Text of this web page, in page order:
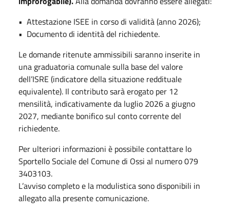
•⁠ ⁠Attestazione ISEE in corso di validità (anno 2026);
•⁠ ⁠Documento di identità del richiedente.
Le domande ritenute ammissibili saranno inserite in
una graduatoria comunale sulla base del valore
dell’ISRE (indicatore della situazione reddituale
equivalente). Il contributo sarà erogato per 12
mensilità, indicativamente da luglio 2026 a giugno
2027, mediante bonifico sul conto corrente del
richiedente.
Per ulteriori informazioni è possibile contattare lo
Sportello Sociale del Comune di Ossi al numero 079
3403103.
L’avviso completo e la modulistica sono disponibili in
allegato alla presente comunicazione.